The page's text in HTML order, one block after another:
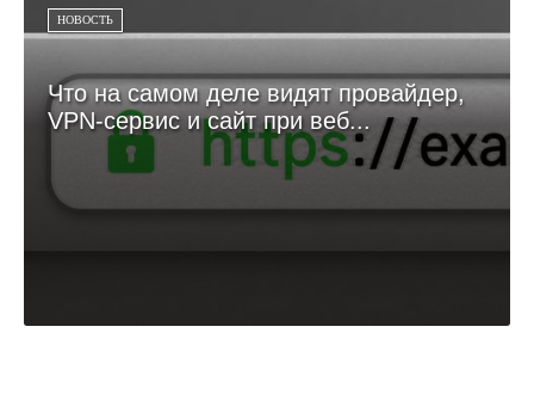
НОВОСТЬ
Что на самом деле видят провайдер,
VPN-сервис и сайт при веб...